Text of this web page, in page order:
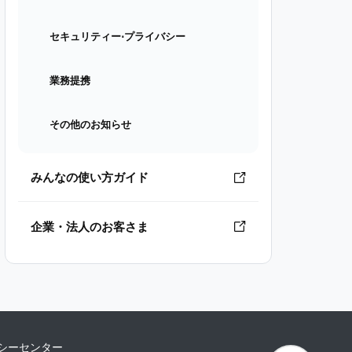
セキュリティー⋅プライバシー
業務提携
その他のお知らせ
みんなの使い方ガイド
企業・法人のお客さま
ーセンター